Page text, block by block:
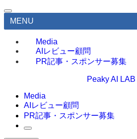
MENU
Media
AIレビュー顧問
PR記事・スポンサー募集
Peaky AI LAB
Media
AIレビュー顧問
PR記事・スポンサー募集